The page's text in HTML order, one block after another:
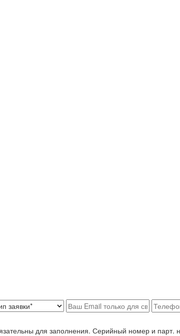
для заполнения. Серийный номер и